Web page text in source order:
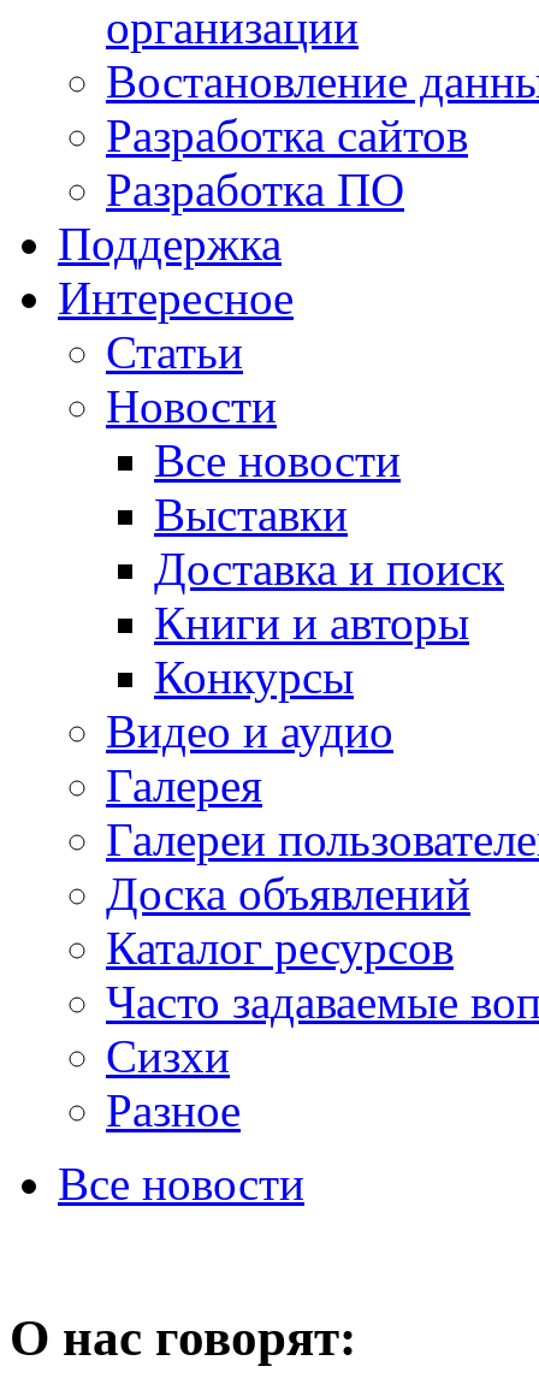
организации
Востановление
Разработка сайтов
Разработка ПО
Поддержка
Интересное
Статьи
Новости
Все новости
Выставки
Доставка и поиск
Книги и авторы
Конкурсы
Видео и аудио
Галерея
Галереи
Доска объявлений
Каталог ресурсов
Часто задаваемые
Сизхи
Разное
Все новости
О нас говорят: